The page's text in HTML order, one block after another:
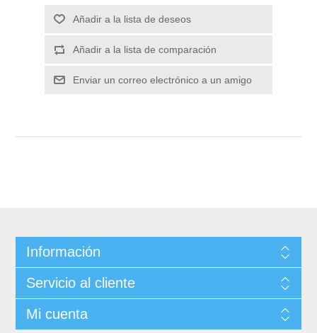
Información
Servicio al cliente
Mi cuenta